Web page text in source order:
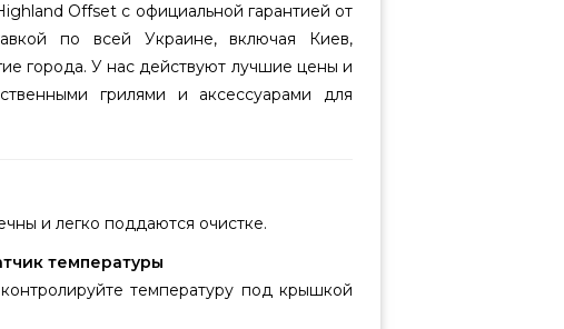
Offset с официальной гарантией от
по всей Украине, включая Киев,
города. У нас действуют лучшие цены и
грилями и аксессуарами для
и легко поддаются очистке.
температуры
температуру под крышкой